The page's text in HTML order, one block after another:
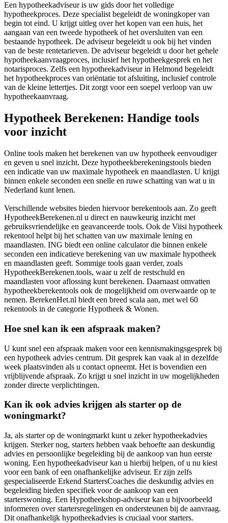
Een hypotheekadviseur is uw gids door het volledige
hypotheekproces. Deze specialist begeleidt de woningkoper van
begin tot eind. U krijgt uitleg over het kopen van een huis, het
aangaan van een tweede hypotheek of het oversluiten van een
bestaande hypotheek. De adviseur begeleidt u ook bij het vinden
van de beste rentetarieven. De adviseur begeleidt u door het gehele
hypotheekaanvraagproces, inclusief het hypotheekgesprek en het
notarisproces. Zelfs een hypotheekadviseur in Helmond begeleidt
het hypotheekproces van oriëntatie tot afsluiting, inclusief controle
van de kleine lettertjes. Dit zorgt voor een soepel verloop van uw
hypotheekaanvraag.
Hypotheek Berekenen: Handige tools
voor inzicht
Online tools maken het berekenen van uw hypotheek eenvoudiger
en geven u snel inzicht. Deze hypotheekberekeningstools bieden
een indicatie van uw maximale hypotheek en maandlasten. U krijgt
binnen enkele seconden een snelle en ruwe schatting van wat u in
Nederland kunt lenen.
Verschillende websites bieden hiervoor berekentools aan. Zo geeft
HypotheekBerekenen.nl u direct en nauwkeurig inzicht met
gebruiksvriendelijke en geavanceerde tools. Ook de Viisi hypotheek
rekentool helpt bij het schatten van uw maximale lening en
maandlasten. ING biedt een online calculator die binnen enkele
seconden een indicatieve berekening van uw maximale hypotheek
en maandlasten geeft. Sommige tools gaan verder, zoals
HypotheekBerekenen.tools, waar u zelf de restschuld en
maandlasten voor aflossing kunt berekenen. Daarnaast omvatten
hypotheekberekentools ook de mogelijkheid om overwaarde op te
nemen. BerekenHet.nl biedt een breed scala aan, met wel 60
rekentools in de categorie Hypotheek & Wonen.
Hoe snel kan ik een afspraak maken?
U kunt snel een afspraak maken voor een kennismakingsgesprek bij
een hypotheek advies centrum. Dit gesprek kan vaak al in dezelfde
week plaatsvinden als u contact opneemt. Het is bovendien een
vrijblijvende afspraak. Zo krijgt u snel inzicht in uw mogelijkheden
zonder directe verplichtingen.
Kan ik ook advies krijgen als starter op de
woningmarkt?
Ja, als starter op de woningmarkt kunt u zeker hypotheekadvies
krijgen. Sterker nog, starters hebben vaak behoefte aan deskundig
advies en persoonlijke begeleiding bij de aankoop van hun eerste
woning. Een hypotheekadviseur kan u hierbij helpen, of u nu kiest
voor een bank of een onafhankelijke adviseur. Er zijn zelfs
gespecialiseerde Erkend StartersCoaches die deskundig advies en
begeleiding bieden specifiek voor de aankoop van een
starterswoning. Een Hypotheekshop-adviseur kan u bijvoorbeeld
informeren over startersregelingen en ondersteunen bij de aanvraag.
Dit onafhankelijk hypotheekadvies is cruciaal voor starters.